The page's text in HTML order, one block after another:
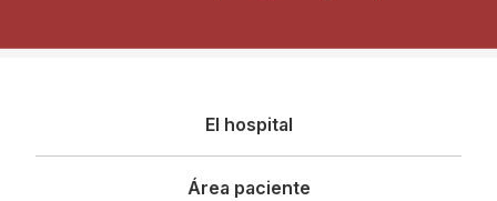
principal
El hospital
Área paciente